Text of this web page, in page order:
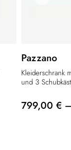
Pazzano
Kleiderschrank
und 3
799,00 €